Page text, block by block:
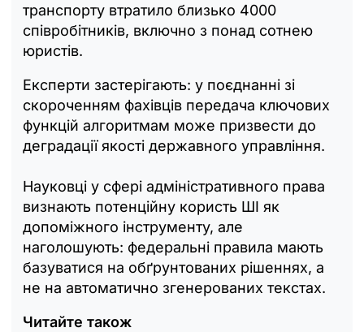
транспорту втратило близько 4000
співробітників, включно з понад сотнею
юристів.
Експерти застерігають: у поєднанні зі
скороченням фахівців передача ключових
функцій алгоритмам може призвести до
деградації якості державного управління.
Науковці у сфері адміністративного права
визнають потенційну користь ШІ як
допоміжного інструменту, але
наголошують: федеральні правила мають
базуватися на обґрунтованих рішеннях, а
не на автоматично згенерованих текстах.
Читайте також